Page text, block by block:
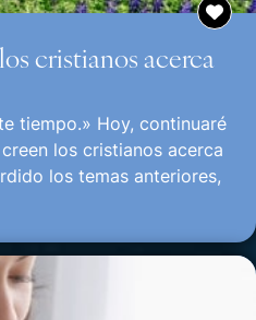
cristianos acerca
tiempo.» Hoy, continuaré
los cristianos acerca
los temas anteriores,